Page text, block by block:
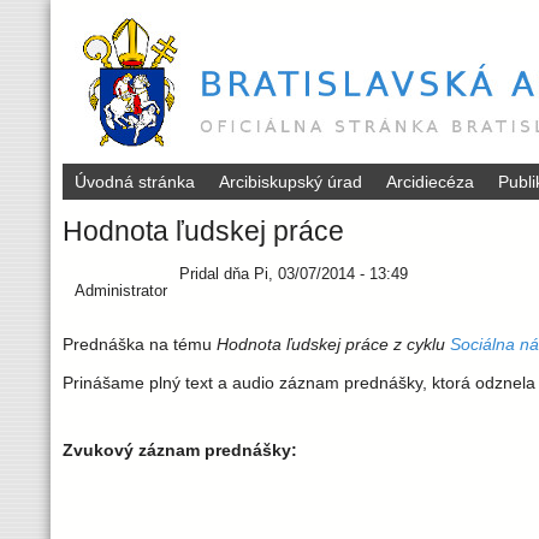
B
t
Úvodná stránka Arcibiskupský úrad Arcidiecéza
Hodnota ľudskej práce
Pridal
Administrator
dňa Pi, 03/07/2014 - 13:49
Prednáška na tému Hodnota ľudskej práce z cyklu Sociálna
Prinášame plný text a audio záznam prednášky, ktorá
Zvukový záznam prednášky: